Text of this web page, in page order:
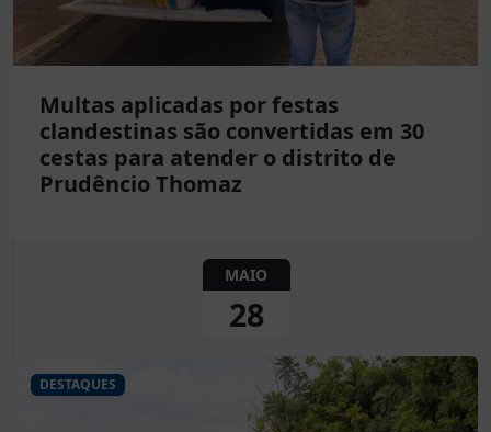
Multas aplicadas por festas
clandestinas são convertidas em 30
cestas para atender o distrito de
Prudêncio Thomaz
MAIO
28
DESTAQUES